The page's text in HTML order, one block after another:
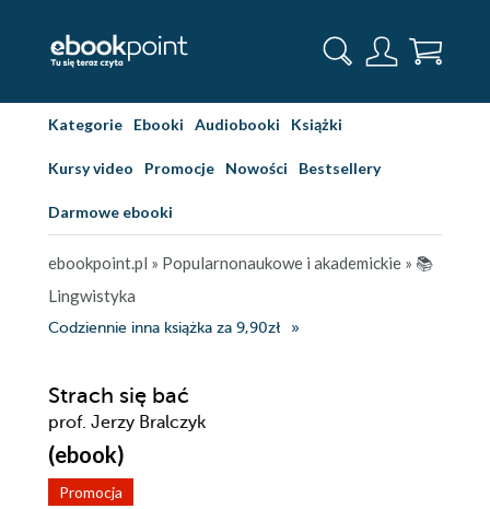
Kategorie Ebooki Audiobooki Książki
Kursy video Promocje Nowości Bestsellery
Darmowe ebooki
ebookpoint.pl » Popularnonaukowe i akademickie » 📚
Lingwistyka
Codziennie inna książka za 9,90zł
Strach się bać
prof. Jerzy Bralczyk
(ebook)
Promocja